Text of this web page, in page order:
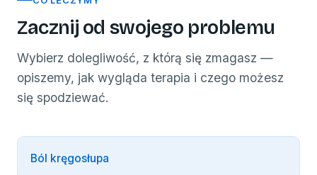
Zacznij od swojego problemu
Wybierz dolegliwość, z którą się zmagasz —
opiszemy, jak wygląda terapia i czego możesz
się spodziewać.
Ból kręgosłupa